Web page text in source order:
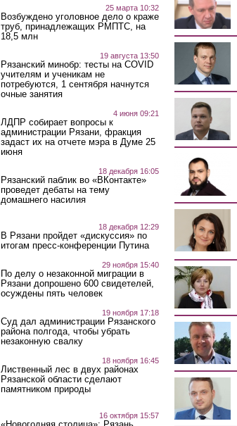
25 марта 10:32
Возбуждено уголовное дело о краже
труб, принадлежащих РМПТС, на
18,5 млн
19 августа 13:50
Рязанский минобр: тесты на COVID
учителям и ученикам не
потребуются, 1 сентября начнутся
очные занятия
4 июня 09:21
ЛДПР собирает вопросы к
администрации Рязани, фракция
задаст их на отчете мэра в Думе 25
июня
18 декабря 16:05
Рязанский паблик во «ВКонтакте»
проведет дебаты на тему
домашнего насилия
18 декабря 12:29
В Рязани пройдет «дискуссия» по
итогам пресс-конференции Путина
29 ноября 15:40
По делу о незаконной миграции в
Рязани допрошено 600 свидетелей,
осуждены пять человек
19 ноября 17:18
Суд дал администрации Рязанского
района полгода, чтобы убрать
незаконную свалку
18 ноября 16:45
Лиственный лес в двух районах
Рязанской области сделают
памятником природы
16 октября 15:57